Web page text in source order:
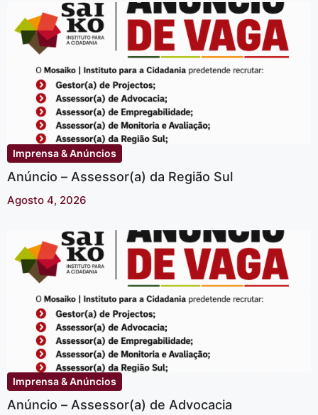
Imprensa & Anúncios
Anúncio – Assessor(a) da Região Sul
Agosto 4, 2026
Imprensa & Anúncios
Anúncio – Assessor(a) de Advocacia